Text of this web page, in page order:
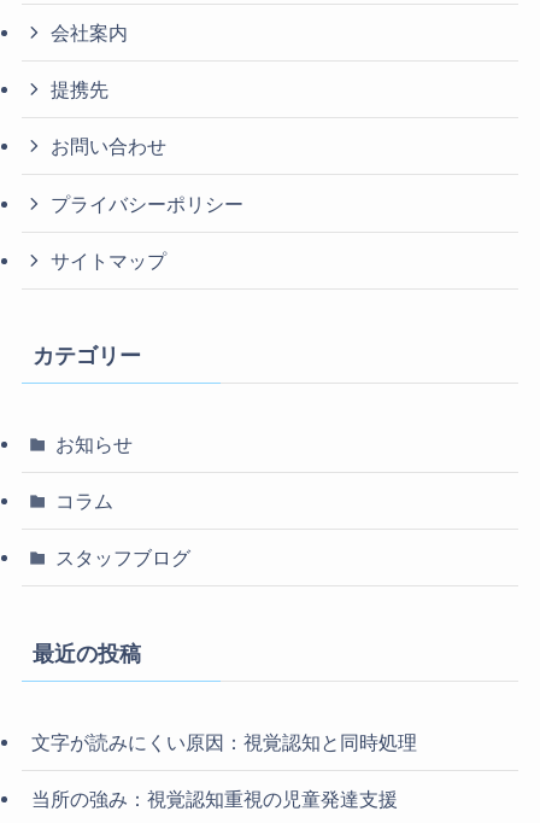
会社案内
提携先
お問い合わせ
プライバシーポリシー
サイトマップ
カテゴリー
お知らせ
コラム
スタッフブログ
最近の投稿
文字が読みにくい原因：視覚認知と同時処理
当所の強み：視覚認知重視の児童発達支援